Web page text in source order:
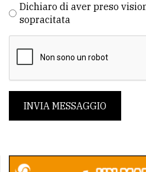
Dichiaro di aver preso
sopracitata
INVIA MESSAGGIO